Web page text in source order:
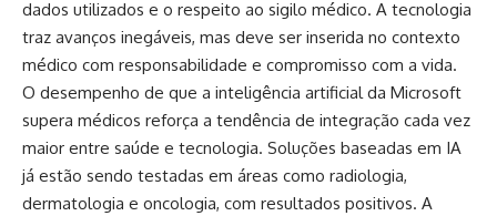
dados utilizados e o respeito ao sigilo médico. A tecnologia
traz avanços inegáveis, mas deve ser inserida no contexto
médico com responsabilidade e compromisso com a vida.
O desempenho de que a inteligência artificial da Microsoft
supera médicos reforça a tendência de integração cada vez
maior entre saúde e tecnologia. Soluções baseadas em IA
já estão sendo testadas em áreas como radiologia,
dermatologia e oncologia, com resultados positivos. A